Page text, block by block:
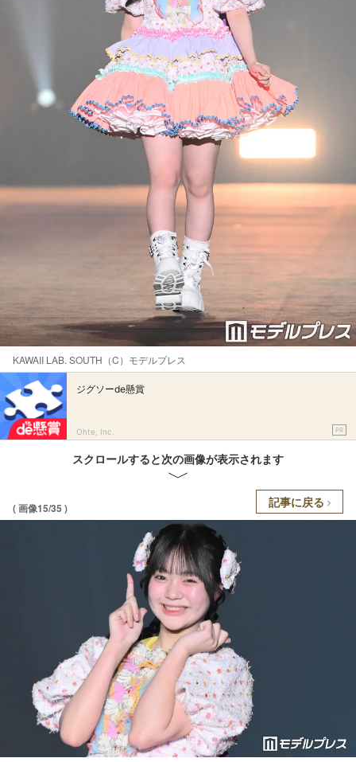
KAWAII LAB. SOUTH（C）モデルプレス
ジグソーde懸賞
Ohte, Inc. PR
スクロールすると次の画像が表示されます
( 画像15/35 ) 記事に戻る